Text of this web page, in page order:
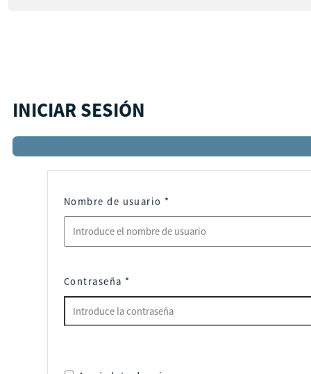
INICIAR SESIÓN
Nombre de usuario *
Contraseña *